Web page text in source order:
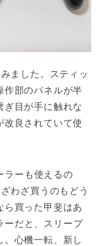
ました。スティッ
作部のパネルが半
ぎ目が手に触れな
改良されていて使
ラーも使えるの
わざ買うのもどう
ら買った甲斐はあ
ーだと、スリープ
心機一転、新し